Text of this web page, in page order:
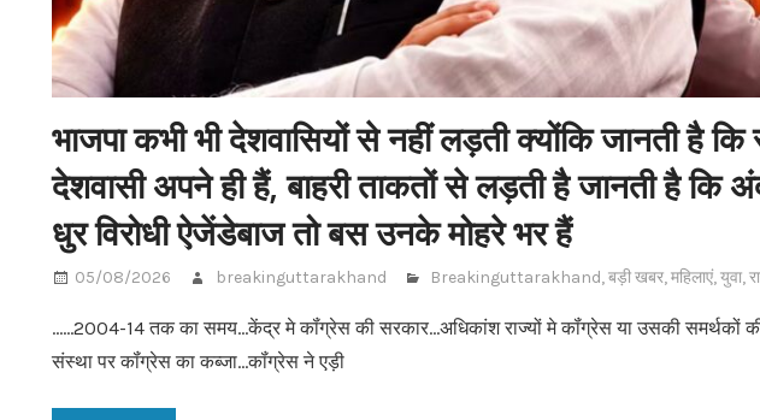
भाजपा कभी भी देशवासियों से नहीं लड़ती क्योंकि जानती है कि
देशवासी अपने ही हैं, बाहरी ताकतों से लड़ती है जानती है कि
धुर विरोधी ऐजेंडेबाज तो बस उनके मोहरे भर हैं
05/08/2026 breakinguttarakhand Breakinguttarakhand,बड़ी खबर,महिलाएं,युवा,
.…..2004-14 तक का समय…केंद्र मे कॉंग्रेस की सरकार…अधिकांश राज्यों मे कॉंग्रेस या उसकी समर्थकों
संस्था पर कॉंग्रेस का कब्जा…कॉंग्रेस ने एड़ी